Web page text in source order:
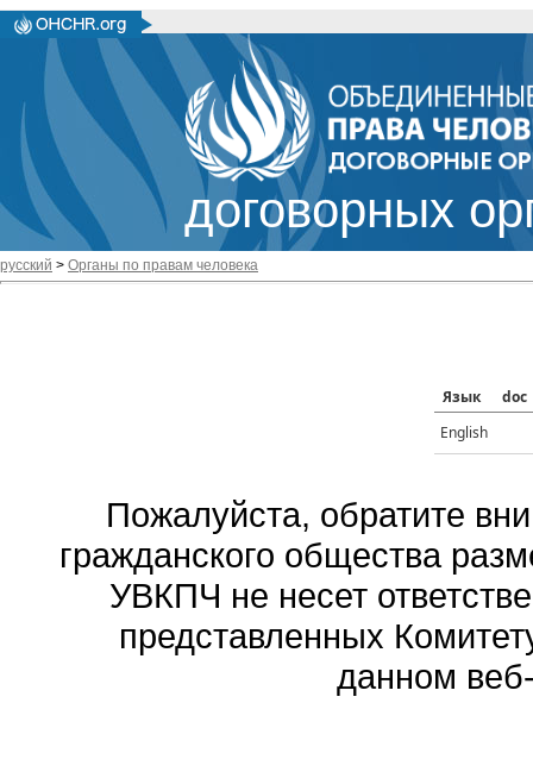
договорных
русский > Органы по правам человека
Язык
doc
English
Пожалуйста, обратите
гражданского общества
УВКПЧ не несет
представленных
данном